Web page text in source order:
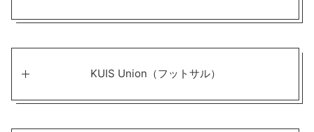
KUIS Union（フットサル）